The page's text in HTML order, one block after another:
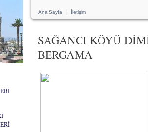
Ana Sayfa İletişim
SAĞANCI KÖYÜ
BERGAMA